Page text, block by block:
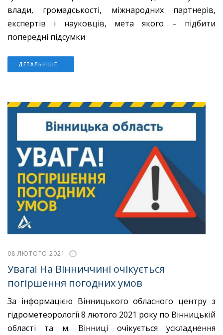
влади, громадськості, міжнародних партнерів,
експертів і науковців, мета якого – підбити
попередні підсумки
ДЕТАЛЬНІШЕ...
08 ЛЮТОГО 2021
Увага! На Вінниччині очікується
погіршення погодних умов
За інформацією Вінницького обласного центру з
гідрометеорології 8 лютого 2021 року по Вінницькій
області та м. Вінниці очікується ускладнення